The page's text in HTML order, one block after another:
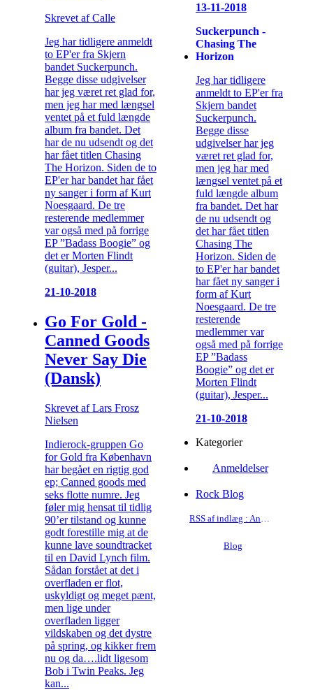
Skrevet af Calle
Jeg har tidligere anmeldt
to EP'er fra Skjern
bandet Suckerpunch.
Begge disse udgivelser
har jeg været ret glad for,
men jeg har med længsel
ventet på et fuld længde
album fra bandet. Det
har de nu udsendt og det
har fået titlen Chasing
The Horizon. Siden de to
EP'er har bandet har fået
ny sanger i form af Kurt
Noesgaard. De tre
resterende medlemmer
var også med på forrige
EP ”Badass Boogie” og
det er Morten Flindt
(guitar), Jesper...
21-10-2018
Go For Gold -
Canned Goods
Never Say Die
(Dansk)
Skrevet af Lars Frosz
Nielsen
Indierock-gruppen Go
for Gold fra København
har begået en rigtig god
ep; Canned goods med
seks flotte numre. Jeg
føler mig hensat til tidlig
90’er tilstand og kunne
godt forestille mig at de
kunne lave soundtracket
til en David Lynch film.
Sådan forstået at det i
overfladen er flot,
uskyldigt og meget pænt,
men lige under
overfladen ligger
vildskaben og det dystre
på spring, og kikker frem
nu og da….lidt ligesom
Bob i Twin Peaks. Jeg
kan...
13-11-2018
Suckerpunch -
Chasing The
Horizon
Jeg har tidligere
anmeldt to EP'er fra
Skjern bandet
Suckerpunch.
Begge disse
udgivelser har jeg
været ret glad for,
men jeg har med
længsel ventet på et
fuld længde album
fra bandet. Det har
de nu udsendt og
det har fået titlen
Chasing The
Horizon. Siden de
to EP'er har bandet
har fået ny sanger i
form af Kurt
Noesgaard. De tre
resterende
medlemmer var
også med på forrige
EP ”Badass
Boogie” og det er
Morten Flindt
(guitar), Jesper...
21-10-2018
Kategorier
Anmeldelser
Rock Blog
RSS af indlæg : Anmeldelser
Blog